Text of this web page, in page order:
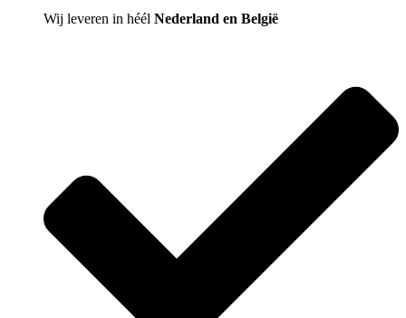
Wij leveren in héél Nederland en België